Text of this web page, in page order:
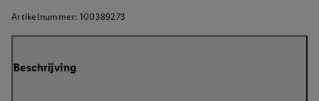
Artikelnummer: 100389273
Beschrijving